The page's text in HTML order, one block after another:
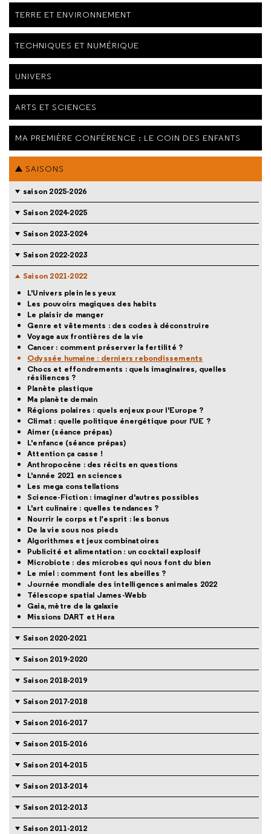
TERRE ET ENVIRONNEMENT
TECHNIQUES ET NUMÉRIQUE
UNIVERS
ARTS ET SCIENCES
MA PREMIÈRE CONFÉRENCE : LE COIN DES ENFANTS
SAISONS
saison 2025-2026
Saison 2024-2025
Saison 2023-2024
Saison 2022-2023
Saison 2021-2022
L'Univers plein les yeux
Les pouvoirs magiques des habits
Le plaisir de manger
Genre et vêtements : des codes à déconstruire
Voyage aux frontières de la vie
Cancer : comment préserver la fertilité ?
Odyssée humaine : derniers rebondissements
Chocs et effondrements : quels imaginaires, quelles
résiliences ?
Planète plastique
Ma planète demain
Régions polaires : quels enjeux pour l'Europe ?
Climat : quelle politique énergétique pour l'UE ?
Aimer (séance prépas)
L'enfance (séance prépas)
Attention ça casse !
Anthropocène : des récits en questions
L'année 2021 en sciences
Les mega constellations
Science-Fiction : imaginer d'autres possibles
L'art culinaire : quelles tendances ?
Nourrir le corps et l’esprit : les bonus
De la vie sous nos pieds
Algorithmes et jeux combinatoires
Publicité et alimentation : un cocktail explosif
Microbiote : des microbes qui nous font du bien
Le miel : comment font les abeilles ?
Journée mondiale des intelligences animales 2022
Télescope spatial James-Webb
Gaia, mètre de la galaxie
Missions DART et Hera
Saison 2020-2021
Saison 2019-2020
Saison 2018-2019
Saison 2017-2018
Saison 2016-2017
Saison 2015-2016
Saison 2014-2015
Saison 2013-2014
Saison 2012-2013
Saison 2011-2012